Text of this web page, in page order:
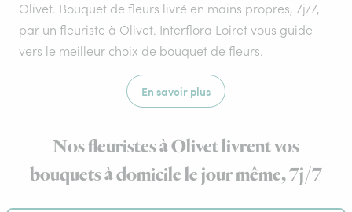
Olivet. Bouquet de fleurs livré en mains propres, 7j/7,
par un fleuriste à Olivet. Interflora Loiret vous guide
vers le meilleur choix de bouquet de fleurs.
En savoir plus
Nos fleuristes à Olivet livrent vos
bouquets à domicile le jour même, 7j/7